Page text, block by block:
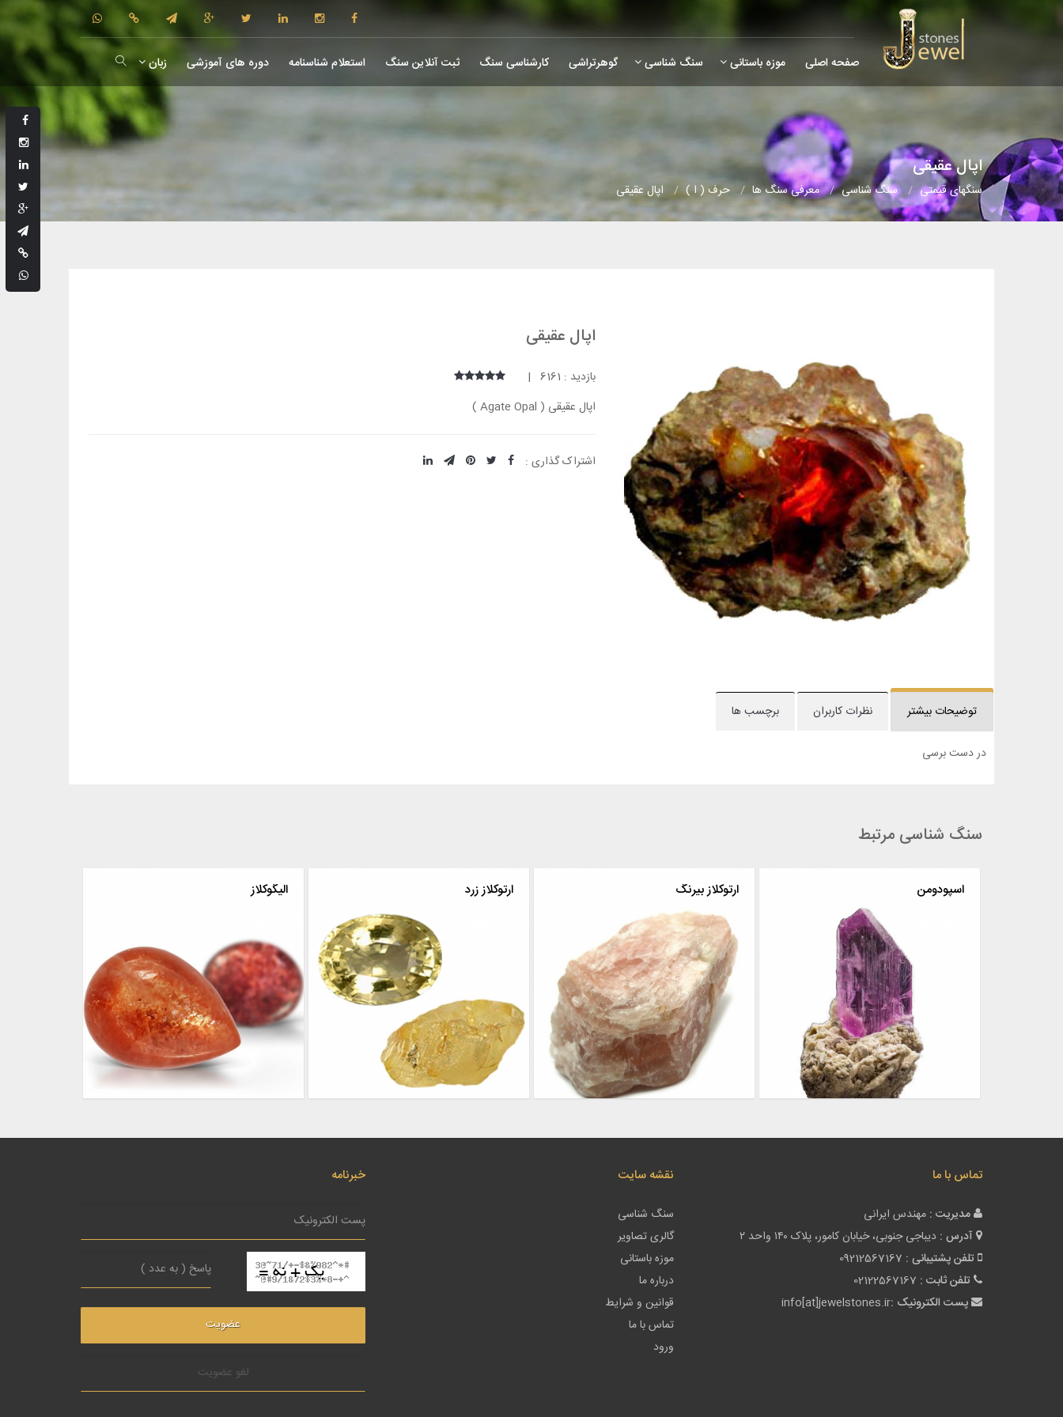
صفحه اصلی موزه باستانی سنگ شناسی گوهرتراشی کارشناسی سنگ ثبت آنلاین سنگ استعلام شناسنامه دوره های آموزشی زبان
اپال عقیقی
سنگهای قیمتی سنگ شناسی معرفی سنگ ها حرف ( ا ) اپال عقیقی
اپال عقیقی
بازدید : 6161 |
اپال عقیقی ( Agate Opal )
اشتراک گذاری :
توضیحات بیشتر نظرات کاربران برچسب ها
در دست برسی
سنگ شناسی مرتبط
الیگوکلاز ارتوکلاز زرد ارتوکلاز بیرنگ اسپودومن
تماس با ما
مدیریت : مهندس ایرانی
آدرس : دیباجی جنوبی، خیابان کامور، پلاک ۱۴۰ واحد ۲
تلفن پشتیبانی : 09212567167
تلفن ثابت : 02122567167
پست الکترونیک :info[at]jewelstones.ir
نقشه سایت
سنگ شناسی
گالری تصاویر
موزه باستانی
درباره ما
قوانین و شرایط
تماس با ما
ورود
خبرنامه
لغو عضویت